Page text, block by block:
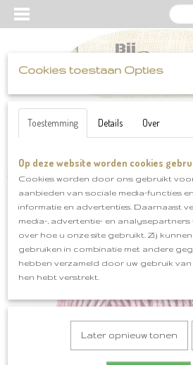
Inloggen Registreren
Home >Scheepjes>Stonewashed>
Cookies toestaan Opties
Toestemming Details Over
Op deze website worden cookies
Cookies worden door ons gebruikt
aanbieden van sociale media-functies
informatie en advertenties. Daarnaast
media-, advertentie- en
over hoe u onze site gebruikt. Zij
gebruiken in combinatie met andere
hebben verzameld door uw gebruik
hen hebt verstrekt.
Later opnieuw tonen